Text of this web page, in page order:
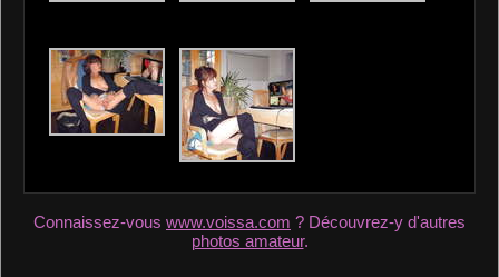
Connaissez-vous www.voissa.com ? Découvrez-y d'autres
photos amateur.